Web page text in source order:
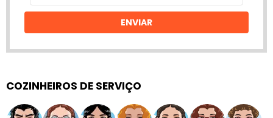
email
ENVIAR
COZINHEIROS DE SERVIÇO